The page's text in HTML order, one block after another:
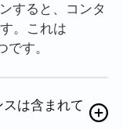
すると、コンタ
。これは
す。
は含まれて